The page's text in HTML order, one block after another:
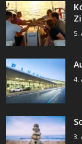
5.
4.
3.